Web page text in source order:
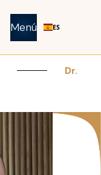
Menú ES
Dr.